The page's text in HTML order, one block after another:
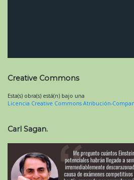
Creative Commons
Esta(s) obra(s) está(n) bajo una
Licencia Creative Commons Atribución-
Carl Sagan.